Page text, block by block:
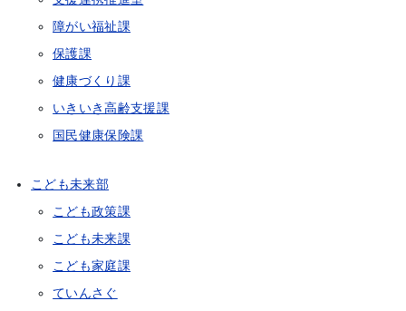
障がい福祉課
保護課
健康づくり課
いきいき高齢支援課
国民健康保険課
こども未来部
こども政策課
こども未来課
こども家庭課
ていんさぐ